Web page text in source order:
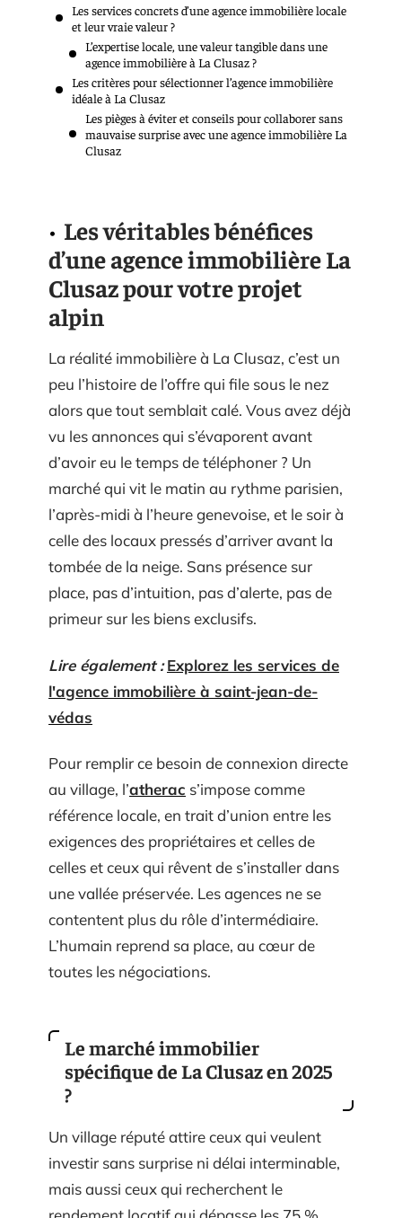
Les services concrets d’une agence immobilière locale
et leur vraie valeur ?
L’expertise locale, une valeur tangible dans une
agence immobilière à La Clusaz ?
Les critères pour sélectionner l’agence immobilière
idéale à La Clusaz
Les pièges à éviter et conseils pour collaborer sans
mauvaise surprise avec une agence immobilière La
Clusaz
Les véritables bénéfices
d’une agence immobilière La
Clusaz pour votre projet
alpin
La réalité immobilière à La Clusaz, c’est un
peu l’histoire de l’offre qui file sous le nez
alors que tout semblait calé. Vous avez déjà
vu les annonces qui s’évaporent avant
d’avoir eu le temps de téléphoner ? Un
marché qui vit le matin au rythme parisien,
l’après-midi à l’heure genevoise, et le soir à
celle des locaux pressés d’arriver avant la
tombée de la neige. Sans présence sur
place, pas d’intuition, pas d’alerte, pas de
primeur sur les biens exclusifs.
Lire également : Explorez les services de
l'agence immobilière à saint-jean-de-
védas
Pour remplir ce besoin de connexion directe
au village, l’atherac s’impose comme
référence locale, en trait d’union entre les
exigences des propriétaires et celles de
celles et ceux qui rêvent de s’installer dans
une vallée préservée. Les agences ne se
contentent plus du rôle d’intermédiaire.
L’humain reprend sa place, au cœur de
toutes les négociations.
Le marché immobilier
spécifique de La Clusaz en 2025
?
Un village réputé attire ceux qui veulent
investir sans surprise ni délai interminable,
mais aussi ceux qui recherchent le